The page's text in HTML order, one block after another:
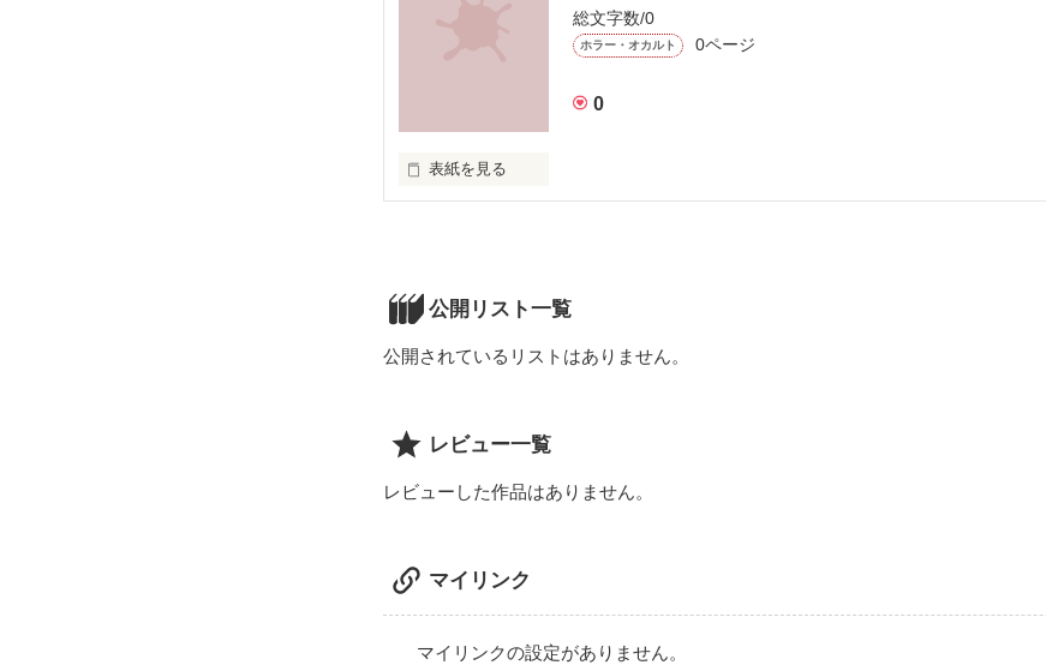
総文字数/0
ホラー・オカルト 0ページ
0
表紙を見る
公開リスト一覧
公開されているリストはありません。
レビュー一覧
レビューした作品はありません。
マイリンク
マイリンクの設定がありません。